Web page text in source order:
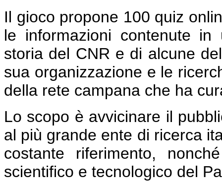
Il gioco propone 100 quiz
le informazioni contenute
storia del CNR e di alcune
sua organizzazione e le
della rete campana che ha
Lo scopo è avvicinare il
al più grande ente di ricerca
costante riferimento,
scientifico e tecnologico del